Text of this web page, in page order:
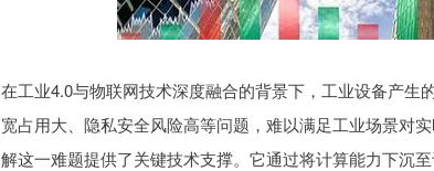
在工业4.0与物联网技术深度融合的背景下，工业设备产
宽占用大、隐私安全风险高等问题，难以满足工业场景对
解这一难题提供了关键技术支撑。它通过将计算能力下沉